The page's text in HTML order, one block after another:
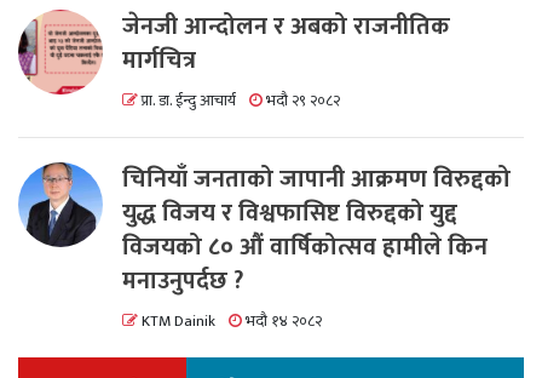
जेनजी आन्दोलन र अबको राजनीतिक
मार्गचित्र
प्रा. डा. ईन्दु आचार्य भदौ २९ २०८२
चिनियाँ जनताको जापानी आक्रमण विरुद्दको
युद्ध विजय र विश्वफासिष्ट विरुद्दको युद्द
विजयको ८० औं वार्षिकोत्सव हामीले किन
मनाउनुपर्दछ ?
KTM Dainik भदौ १४ २०८२